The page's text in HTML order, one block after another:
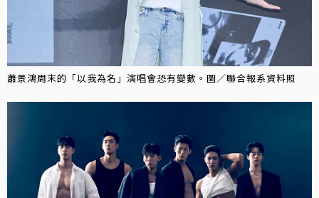
蕭景鴻周末的「以我為名」演唱會恐有變數。圖／聯合報系資料照